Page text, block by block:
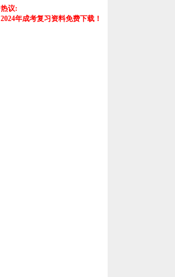
热议:
2024年成考复习资料免费下载！